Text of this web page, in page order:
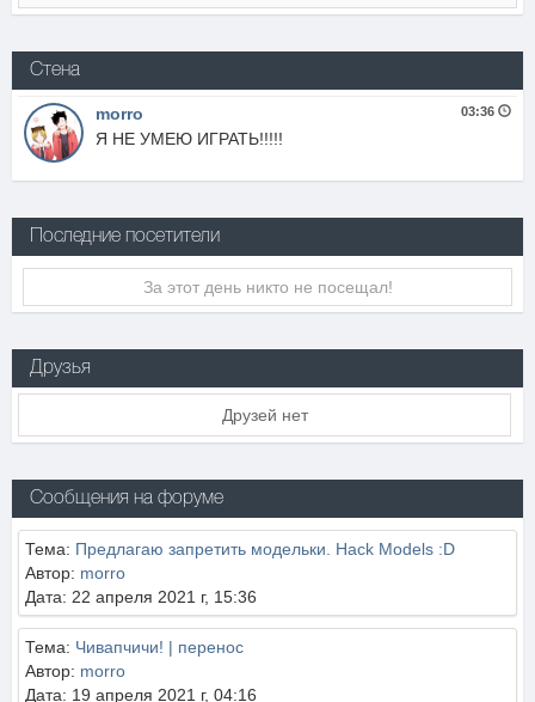
Стена
morro 03:36
Я НЕ УМЕЮ ИГРАТЬ!!!!!
Последние посетители
За этот день никто не посещал!
Друзья
Друзей нет
Сообщения на форуме
Тема: Предлагаю запретить модельки. Hack Models :D
Автор: morro
Дата: 22 апреля 2021 г, 15:36
Тема: Чивапчичи! | перенос
Автор: morro
Дата: 19 апреля 2021 г, 04:16